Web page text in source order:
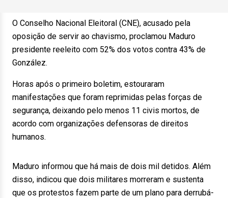
O Conselho Nacional Eleitoral (CNE), acusado pela
oposição de servir ao chavismo, proclamou Maduro
presidente reeleito com 52% dos votos contra 43% de
González.
Horas após o primeiro boletim, estouraram
manifestações que foram reprimidas pelas forças de
segurança, deixando pelo menos 11 civis mortos, de
acordo com organizações defensoras de direitos
humanos.
Maduro informou que há mais de dois mil detidos. Além
disso, indicou que dois militares morreram e sustenta
que os protestos fazem parte de um plano para derrubá-